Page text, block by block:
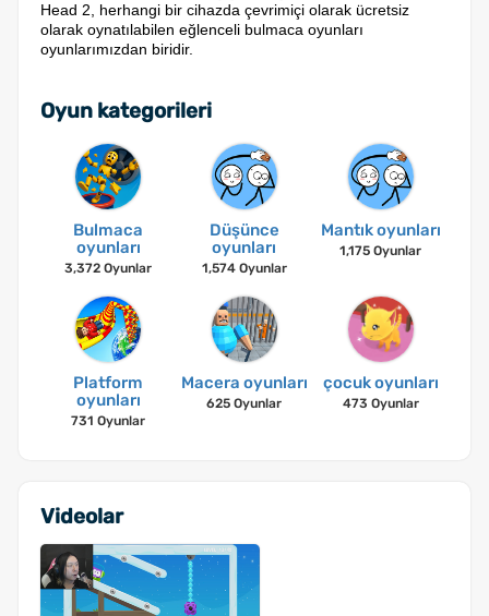
Head 2, herhangi bir cihazda çevrimiçi olarak ücretsiz
olarak oynatılabilen eğlenceli bulmaca oyunları
oyunlarımızdan biridir.
Oyun kategorileri
Bulmaca
oyunları
3,372 Oyunlar
Düşünce
oyunları
1,574 Oyunlar
Mantık oyunları
1,175 Oyunlar
Platform
oyunları
731 Oyunlar
Macera oyunları
625 Oyunlar
çocuk oyunları
473 Oyunlar
Videolar